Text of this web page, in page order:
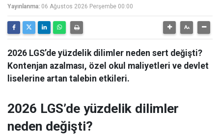
Yayınlanma: 06 Ağustos 2026 Perşembe 00:00
2026 LGS’de yüzdelik dilimler neden sert değişti?
Kontenjan azalması, özel okul maliyetleri ve devlet
liselerine artan talebin etkileri.
2026 LGS’de yüzdelik dilimler
neden değişti?